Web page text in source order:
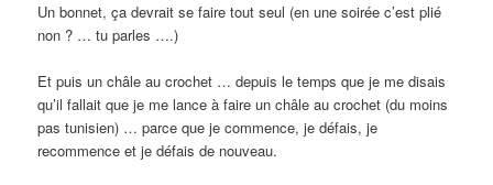
Un bonnet, ça devrait se faire tout seul (en une soirée c’est plié
non ? … tu parles ….)
Et puis un châle au crochet … depuis le temps que je me disais
qu’il fallait que je me lance à faire un châle au crochet (du moins
pas tunisien) … parce que je commence, je défais, je
recommence et je défais de nouveau.